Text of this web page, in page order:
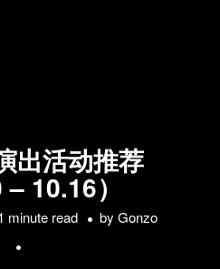
出活动推荐
10.16）
minute read by Gonzo